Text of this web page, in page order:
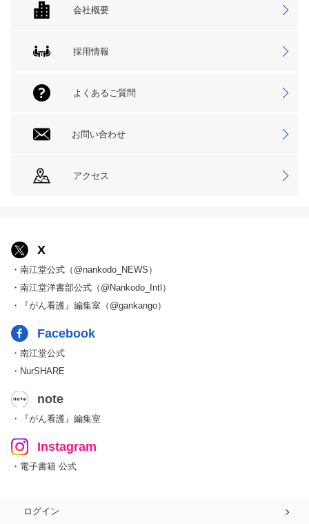
会社概要
採用情報
よくあるご質問
お問い合わせ
アクセス
X
・南江堂公式（@nankodo_NEWS）
・南江堂洋書部公式（@Nankodo_Intl）
・『がん看護』編集室（@gankango）
Facebook
・南江堂公式
・NurSHARE
note
・『がん看護』編集室
Instagram
・電子書籍 公式
ログイン